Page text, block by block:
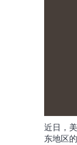
近日，
东地区